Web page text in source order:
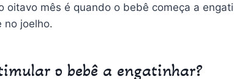
oitavo mês é quando o bebê começa a
no joelho.
o bebê a engatinhar?